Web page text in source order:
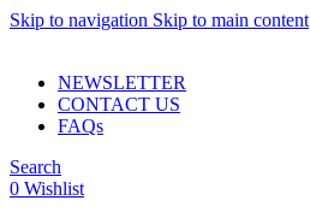
Skip to navigation Skip to main content
NEWSLETTER
CONTACT US
FAQs
Search
0 Wishlist